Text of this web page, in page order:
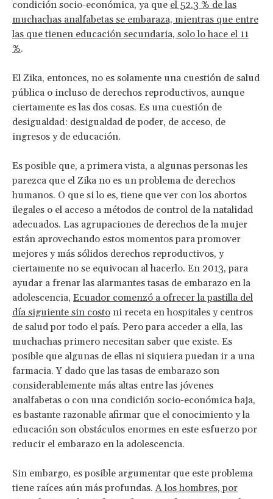
condición socio-económica, ya que el 52.3 % de las
muchachas analfabetas se embaraza, mientras que entre
las que tienen educación secundaria, solo lo hace el 11
%.
El Zika, entonces, no es solamente una cuestión de salud
pública o incluso de derechos reproductivos, aunque
ciertamente es las dos cosas. Es una cuestión de
desigualdad: desigualdad de poder, de acceso, de
ingresos y de educación.
Es posible que, a primera vista, a algunas personas les
parezca que el Zika no es un problema de derechos
humanos. O que si lo es, tiene que ver con los abortos
ilegales o el acceso a métodos de control de la natalidad
adecuados. Las agrupaciones de derechos de la mujer
están aprovechando estos momentos para promover
mejores y más sólidos derechos reproductivos, y
ciertamente no se equivocan al hacerlo. En 2013, para
ayudar a frenar las alarmantes tasas de embarazo en la
adolescencia, Ecuador comenzó a ofrecer la pastilla del
día siguiente sin costo ni receta en hospitales y centros
de salud por todo el país. Pero para acceder a ella, las
muchachas primero necesitan saber que existe. Es
posible que algunas de ellas ni siquiera puedan ir a una
farmacia. Y dado que las tasas de embarazo son
considerablemente más altas entre las jóvenes
analfabetas o con una condición socio-económica baja,
es bastante razonable afirmar que el conocimiento y la
educación son obstáculos enormes en este esfuerzo por
reducir el embarazo en la adolescencia.
Sin embargo, es posible argumentar que este problema
tiene raíces aún más profundas.A los hombres, por